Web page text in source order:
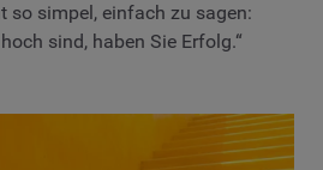
so simpel, einfach zu sagen:
sind, haben Sie Erfolg.“